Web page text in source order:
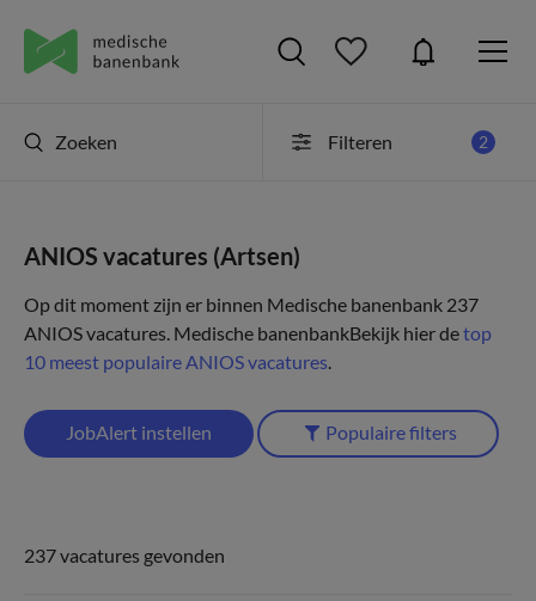
Zoeken Filteren 2
ANIOS vacatures (Artsen)
Op dit moment zijn er binnen Medische banenbank 237
ANIOS vacatures. Medische banenbankBekijk hier detop
10 meest populaire ANIOS vacatures.
JobAlert instellen Populaire filters
237 vacatures gevonden